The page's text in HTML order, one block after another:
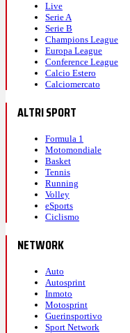
Live
Serie A
Serie B
Champions League
Europa League
Conference League
Calcio Estero
Calciomercato
ALTRI SPORT
Formula 1
Motomondiale
Basket
Tennis
Running
Volley
eSports
Ciclismo
NETWORK
Auto
Autosprint
Inmoto
Motosprint
Guerinsportivo
Sport Network